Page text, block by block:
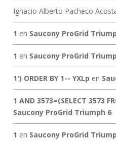
Ignacio Alberto Pacheco
1 en Saucony ProGrid
1 en Saucony ProGrid
1') ORDER BY 1-- YXLp en
1 AND 3573=(SELECT 3573
Saucony ProGrid Triumph 6
1 en Saucony ProGrid